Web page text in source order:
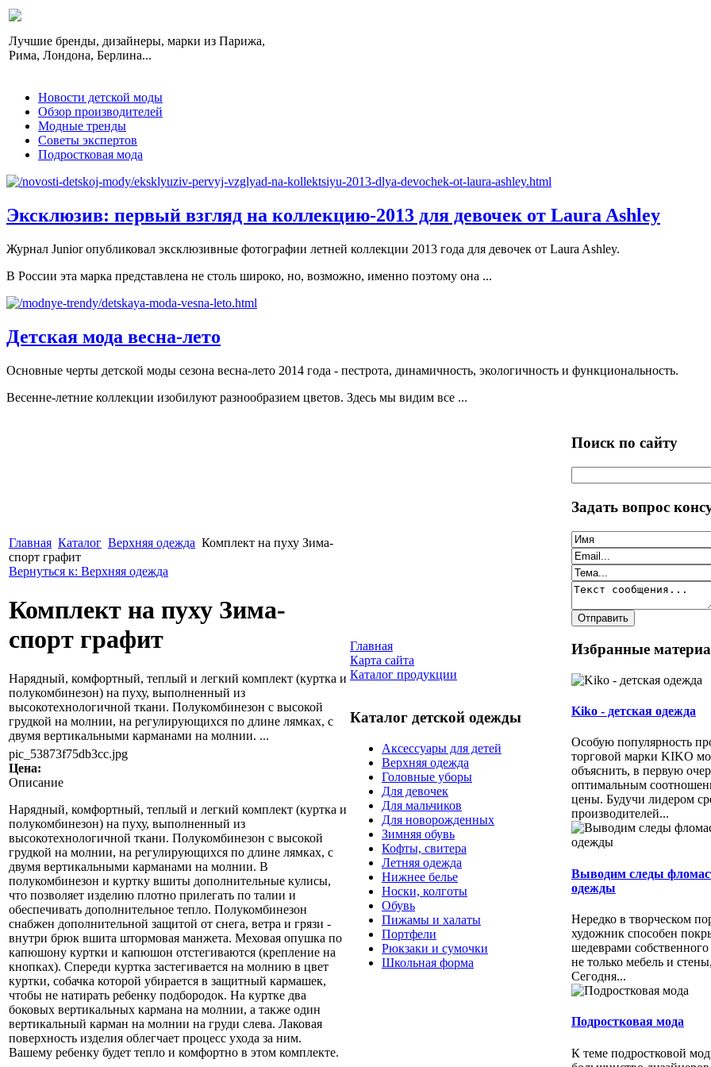
Лучшие бренды, дизайнеры, марки из Парижа,
Рима, Лондона, Берлина...
Новости детской моды
Обзор производителей
Модные тренды
Советы экспертов
Подростковая мода
Эксклюзив: первый взгляд на коллекцию-2013 для девочек от Laura Ashley
Журнал Junior опубликовал эксклюзивные фотографии летней коллекции 2013 года для девочек от Laura Ashley.
В России эта марка представлена не столь широко, но, возможно, именно поэтому она ...
Детская мода весна-лето
Основные черты детской моды сезона весна-лето 2014 года - пестрота, динамичность, экологичность и функциональность.
Весенне-летние коллекции изобилуют разнообразием цветов. Здесь мы видим все ...
Главная Каталог Верхняя одежда Комплект на пуху Зима-
спорт графит
Вернуться к: Верхняя одежда
Комплект на пуху Зима-
спорт графит
Нарядный, комфортный, теплый и легкий комплект (куртка и
полукомбинезон) на пуху, выполненный из
высокотехнологичной ткани. Полукомбинезон с высокой
грудкой на молнии, на регулирующихся по длине лямках, с
двумя вертикальными карманами на молнии. ...
pic_53873f75db3cc.jpg
Цена:
Описание
Нарядный, комфортный, теплый и легкий комплект (куртка и
полукомбинезон) на пуху, выполненный из
высокотехнологичной ткани. Полукомбинезон с высокой
грудкой на молнии, на регулирующихся по длине лямках, с
двумя вертикальными карманами на молнии. В
полукомбинезон и куртку вшиты дополнительные кулисы,
что позволяет изделию плотно прилегать по талии и
обеспечивать дополнительное тепло. Полукомбинезон
снабжен дополнительной защитой от снега, ветра и грязи -
внутри брюк вшита штормовая манжета. Меховая опушка по
капюшону куртки и капюшон отстегиваются (крепление на
кнопках). Спереди куртка застегивается на молнию в цвет
куртки, собачка которой убирается в защитный кармашек,
чтобы не натирать ребенку подбородок. На куртке два
боковых вертикальных кармана на молнии, а также один
вертикальный карман на молнии на груди слева. Лаковая
поверхность изделия облегчает процесс ухода за ним.
Вашему ребенку будет тепло и комфортно в этом комплекте.
Главная
Карта сайта
Каталог продукции
Каталог детской одежды
Аксессуары для детей
Верхняя одежда
Головные уборы
Для девочек
Для мальчиков
Для новорожденных
Зимняя обувь
Кофты, свитера
Летняя одежда
Нижнее белье
Носки, колготы
Обувь
Пижамы и халаты
Портфели
Рюкзаки и сумочки
Школьная форма
Поиск по сайту
Задать вопрос
Избранные
Kiko - детская одежда
Особую популярность
торговой марки KIKO
объяснить, в первую
оптимальным
цены. Будучи лидером
производителей...
Выводим следы
одежды
Нередко в творческом
художник способен
шедеврами собственного
не только мебель и
Сегодня...
Подростковая мода
К теме подростковой